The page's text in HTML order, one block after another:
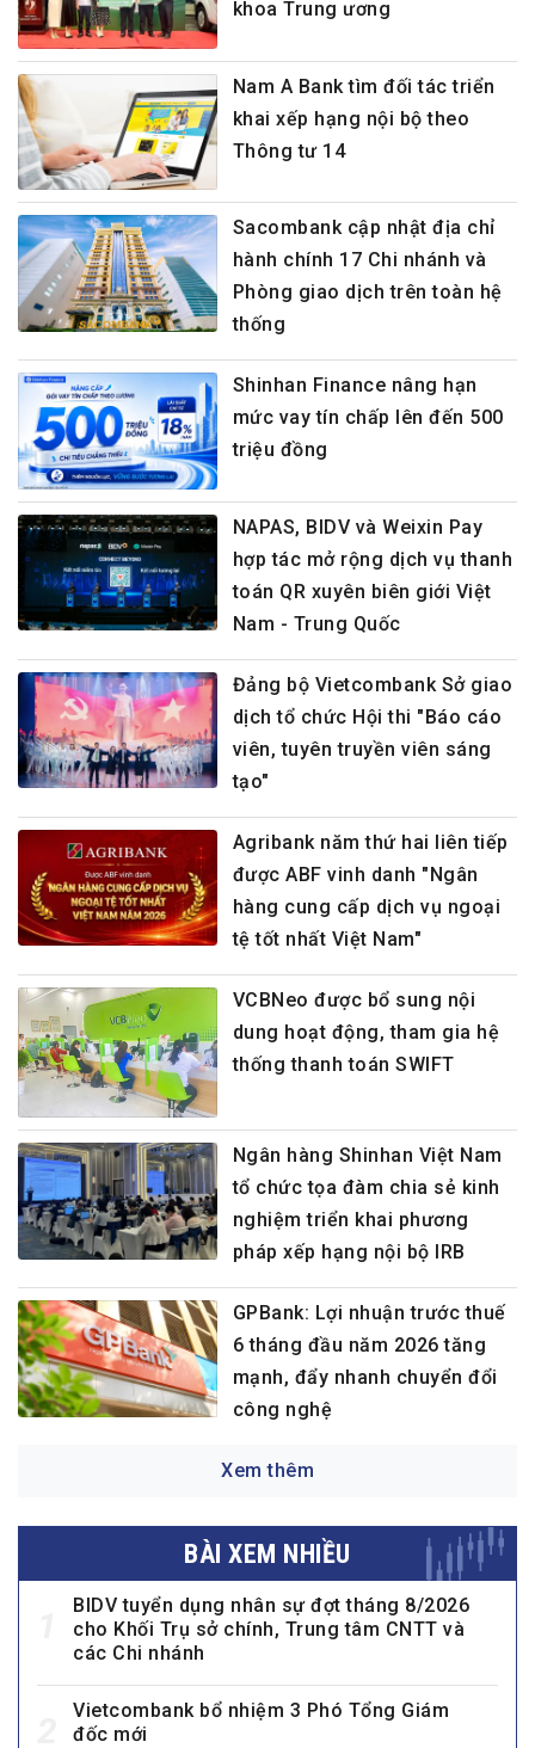
khoa Trung ương
Nam A Bank tìm đối tác triển
khai xếp hạng nội bộ theo
Thông tư 14
Sacombank cập nhật địa chỉ
hành chính 17 Chi nhánh và
Phòng giao dịch trên toàn hệ
thống
Shinhan Finance nâng hạn
mức vay tín chấp lên đến 500
triệu đồng
NAPAS, BIDV và Weixin Pay
hợp tác mở rộng dịch vụ thanh
toán QR xuyên biên giới Việt
Nam - Trung Quốc
Đảng bộ Vietcombank Sở giao
dịch tổ chức Hội thi "Báo cáo
viên, tuyên truyền viên sáng
tạo"
Agribank năm thứ hai liên tiếp
được ABF vinh danh "Ngân
hàng cung cấp dịch vụ ngoại
tệ tốt nhất Việt Nam"
VCBNeo được bổ sung nội
dung hoạt động, tham gia hệ
thống thanh toán SWIFT
Ngân hàng Shinhan Việt Nam
tổ chức tọa đàm chia sẻ kinh
nghiệm triển khai phương
pháp xếp hạng nội bộ IRB
GPBank: Lợi nhuận trước thuế
6 tháng đầu năm 2026 tăng
mạnh, đẩy nhanh chuyển đổi
công nghệ
Xem thêm
BÀI XEM NHIỀU
BIDV tuyển dụng nhân sự đợt tháng 8/2026
cho Khối Trụ sở chính, Trung tâm CNTT và
các Chi nhánh
Vietcombank bổ nhiệm 3 Phó Tổng Giám
đốc mới